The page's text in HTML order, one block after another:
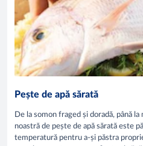
Pește de apă sărată
De la somon fraged și doradă, până
noastră de pește de apă sărată este
temperatură pentru a-și păstra